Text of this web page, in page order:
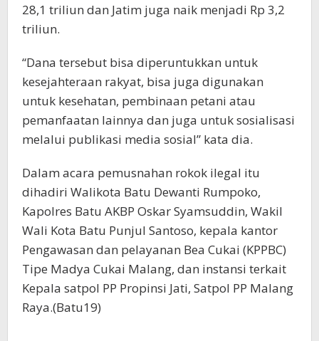
28,1 triliun dan Jatim juga naik menjadi Rp 3,2
triliun.
“Dana tersebut bisa diperuntukkan untuk
kesejahteraan rakyat, bisa juga digunakan
untuk kesehatan, pembinaan petani atau
pemanfaatan lainnya dan juga untuk sosialisasi
melalui publikasi media sosial” kata dia.
Dalam acara pemusnahan rokok ilegal itu
dihadiri Walikota Batu Dewanti Rumpoko,
Kapolres Batu AKBP Oskar Syamsuddin, Wakil
Wali Kota Batu Punjul Santoso, kepala kantor
Pengawasan dan pelayanan Bea Cukai (KPPBC)
Tipe Madya Cukai Malang, dan instansi terkait
Kepala satpol PP Propinsi Jati, Satpol PP Malang
Raya.(Batu19)